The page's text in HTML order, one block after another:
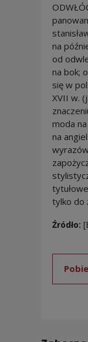
na
od
na bok;
się w
XVII w.
moda
na
tylko do
Źródło: